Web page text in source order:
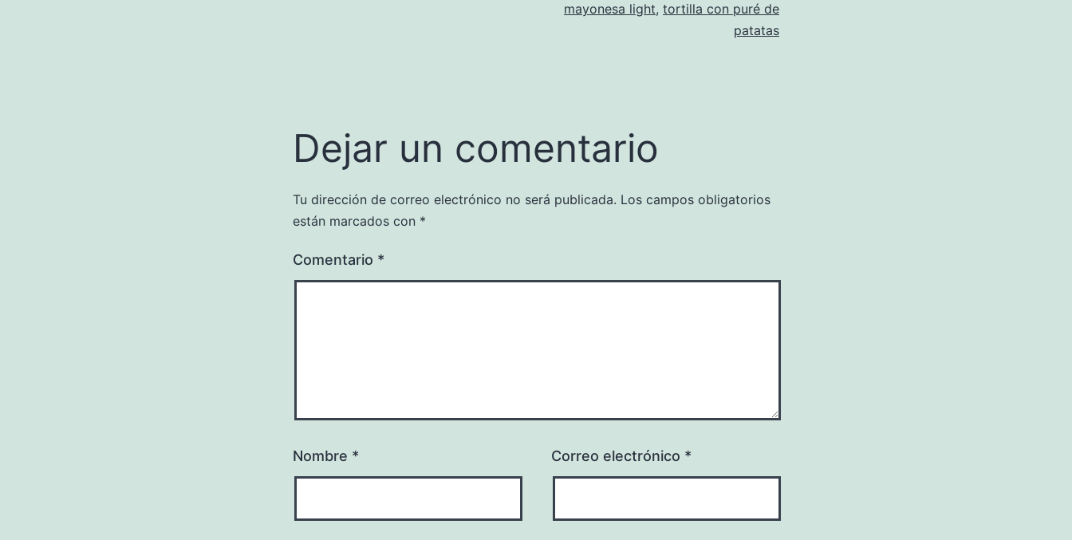
mayonesa light, tortilla con puré de
patatas
Dejar un comentario
Tu dirección de correo electrónico no será publicada. Los campos obligatorios
están marcados con *
Comentario *
Nombre * Correo electrónico *